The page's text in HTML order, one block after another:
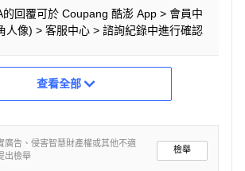
的回覆可於 Coupang 酷澎 App > 會員中
人像) > 客服中心 > 諮詢紀錄中進行確認
查看全部
廣告、侵害智慧財產權或其他不適
出檢舉
檢舉